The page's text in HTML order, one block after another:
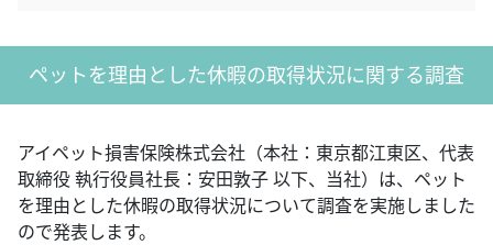
ペットを理由とした休暇の取得状況に関する調査
アイペット損害保険株式会社（本社：東京都江東区、代表
取締役 執行役員社長：安田敦子 以下、当社）は、ペット
を理由とした休暇の取得状況について調査を実施しました
ので発表します。